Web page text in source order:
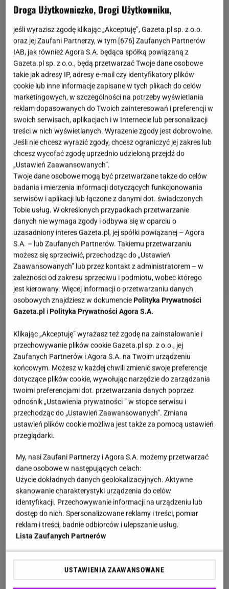
Zobacz wideoMałgorzata Kożuchowska była we
Lwowie. "Wojna w Ukrainie prowadzona przez
rosyjskiego zbrodniarza nigdy nie powinna mieć
miejsca"
Więcej podobnych artykułów przeczytasz na stronie
głównejGazeta.pl
Małgorzata Kożuchowska także stawia na quiet
Aktorka jużnie po raz pierwszy wyznacza sezonowe
trendy. Tym postawiła na propagowanie stylu quiet
luxury, który coraz częściej gości nie tylko za granicą,
ale i w naszym kraju. O cichym luksusie jest tak
naprawdę coraz głośniej. Nic dziwnego, polega on
bowiem naminimalistycznym podejściu do
oraz ubieraniu wysokojakościowych
ubrań, nawet znanych marek, bez widocznego logo.
Droga Użytkowniczko, Drogi Użytkowniku,
jeśli wyrazisz zgodę klikając „Akceptuję”, Gazeta.pl sp. z o.o.
oraz jej Zaufani Partnerzy, w tym [676] Zaufanych Partnerów
IAB, jak również Agora S.A. będąca spółką powiązaną z
Gazeta.pl sp. z o.o., będą przetwarzać Twoje dane osobowe
takie jak adresy IP, adresy e-mail czy identyfikatory plików
cookie lub inne informacje zapisane w tych plikach do celów
marketingowych, w szczególności na potrzeby wyświetlania
reklam dopasowanych do Twoich zainteresowań i preferencji w
swoich serwisach, aplikacjach i w Internecie lub personalizacji
treści w nich wyświetlanych. Wyrażenie zgody jest dobrowolne.
Jeśli nie chcesz wyrazić zgody, chcesz ograniczyć jej zakres lub
chcesz wycofać zgodę uprzednio udzieloną przejdź do
„Ustawień Zaawansowanych”.
Twoje dane osobowe mogą być przetwarzane także do celów
badania i mierzenia informacji dotyczących funkcjonowania
serwisów i aplikacji lub łączone z danymi dot. świadczonych
Tobie usług. W określonych przypadkach przetwarzanie
danych nie wymaga zgody i odbywa się w oparciu o
uzasadniony interes Gazeta.pl, jej spółki powiązanej – Agora
S.A. – lub Zaufanych Partnerów. Takiemu przetwarzaniu
możesz się sprzeciwić, przechodząc do „Ustawień
Zaawansowanych” lub przez kontakt z administratorem – w
zależności od zakresu sprzeciwu i podmiotu, wobec którego
jest kierowany. Więcej informacji o przetwarzaniu danych
osobowych znajdziesz w dokumenciePolityka Prywatności
Gazeta.pl iPolityka Prywatności Agora S.A.
Klikając „Akceptuję” wyrażasz też zgodę na zainstalowanie i
przechowywanie plików cookie Gazeta.pl sp. z o.o., jej
Zaufanych Partnerów i Agora S.A. na Twoim urządzeniu
końcowym. Możesz w każdej chwili zmienić swoje preferencje
dotyczące plików cookie, wywołując narzędzie do zarządzania
twoimi preferencjami dot. przetwarzania danych poprzez
odnośnik „Ustawienia prywatności ” w stopce serwisu i
przechodząc do „Ustawień Zaawansowanych”. Zmiana
ustawień plików cookie możliwa jest także za pomocą ustawień
przeglądarki.
My, nasi Zaufani Partnerzy i Agora S.A. możemy przetwarzać
dane osobowe w następujących celach:
Użycie dokładnych danych geolokalizacyjnych. Aktywne
skanowanie charakterystyki urządzenia do celów
identyfikacji. Przechowywanie informacji na urządzeniu lub
dostęp do nich. Spersonalizowane reklamy i treści, pomiar
reklam i treści, badnie odbiorców i ulepszanie usług.
Lista Zaufanych Partnerów
USTAWIENIA ZAAWANSOWANE